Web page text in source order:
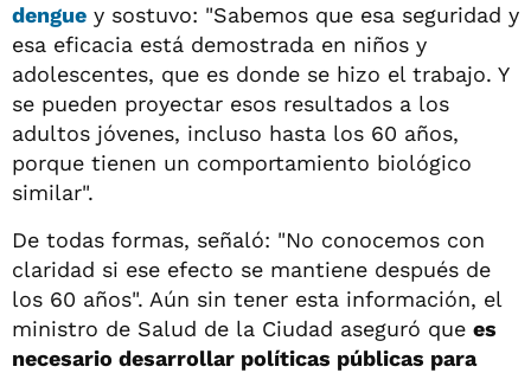
dengue y sostuvo: "Sabemos que esa seguridad y
esa eficacia está demostrada en niños y
adolescentes, que es donde se hizo el trabajo. Y
se pueden proyectar esos resultados a los
adultos jóvenes, incluso hasta los 60 años,
porque tienen un comportamiento biológico
similar".
De todas formas, señaló: "No conocemos con
claridad si ese efecto se mantiene después de
los 60 años". Aún sin tener esta información, el
ministro de Salud de la Ciudad aseguró que es
necesario desarrollar políticas públicas para